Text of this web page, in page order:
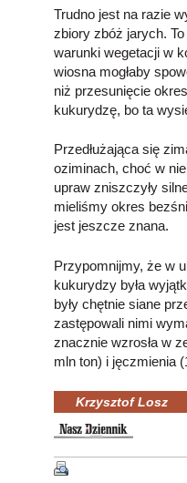
Trudno jest na razie
zbiory zbóż jarych.
warunki wegetacji w
wiosna mogłaby
niż przesunięcie
kukurydzę, bo ta
Przedłużająca się
oziminach, choć w
upraw zniszczyły
mieliśmy okres
jest jeszcze znana.
Przypomnijmy, że w
kukurydzy była
były chętnie siane
zastępowali nimi
znacznie wzrosła w
mln ton) i jęczmienia
Krzysztof Losz